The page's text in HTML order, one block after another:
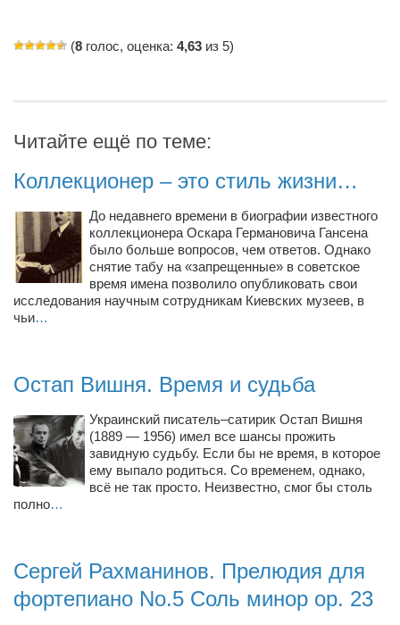
Ольга Чикина
Врач психиатр–нарколог Анплеев А.Б.
городская клиническая больница №4
Оптика — Медтехника
Тенториум -центр независимых дистрибьюторов
Кафе, клубы, рестораны
Магазины
«CYCLE GARAGE» — магазин велосипедов
«Книголюб» — супермаркет
Багетный двор
«Траверс» — экипировочный центр
(8 голос, оценка: 4,63 из 5)
Читайте ещё по теме:
Коллекционер – это стиль жизни…
До недавнего времени в биографии известного
коллекционера Оскара Германовича Гансена
было больше вопросов, чем ответов. Однако
снятие табу на «запрещенные» в советское
время имена позволило опубликовать свои
исследования научным сотрудникам Киевских музеев, в
чьи…
Остап Вишня. Время и судьба
Украинский писатель–сатирик Остап Вишня
(1889 — 1956) имел все шансы прожить
завидную судьбу. Если бы не время, в которое
ему выпало родиться. Со временем, однако,
всё не так просто. Неизвестно, смог бы столь
полно…
Сергей Рахманинов. Прелюдия для
фортепиано No.5 Соль минор op. 23